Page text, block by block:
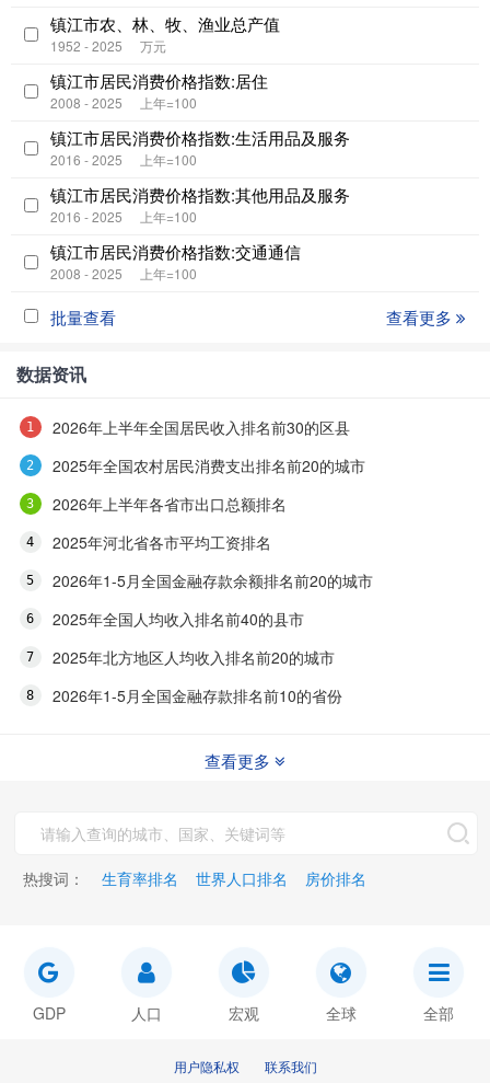
镇江市农、林、牧、渔业总产值
1952 - 2025 万元
镇江市居民消费价格指数:居住
2008 - 2025 上年=100
镇江市居民消费价格指数:生活用品及服务
2016 - 2025 上年=100
镇江市居民消费价格指数:其他用品及服务
2016 - 2025 上年=100
镇江市居民消费价格指数:交通通信
2008 - 2025 上年=100
批量查看 查看更多
数据资讯
2026年上半年全国居民收入排名前30的区县
2025年全国农村居民消费支出排名前20的城市
2026年上半年各省市出口总额排名
2025年河北省各市平均工资排名
2026年1-5月全国金融存款余额排名前20的城市
2025年全国人均收入排名前40的县市
2025年北方地区人均收入排名前20的城市
2026年1-5月全国金融存款排名前10的省份
查看更多
热搜词： 生育率排名 世界人口排名 房价排名
GDP 人口 宏观 全球 全部
用户隐私权 联系我们